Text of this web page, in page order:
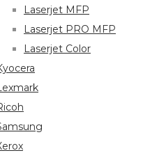
Laserjet MFP
Laserjet PRO MFP
Laserjet Color